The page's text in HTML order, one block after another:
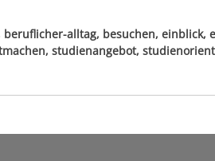
alltag, besuchen, einblick,
studienangebot,